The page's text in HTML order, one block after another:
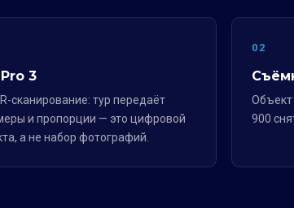
3
сканирование: тур передаёт
и пропорции — это цифровой
а не набор фотографий.
02
Объект
900